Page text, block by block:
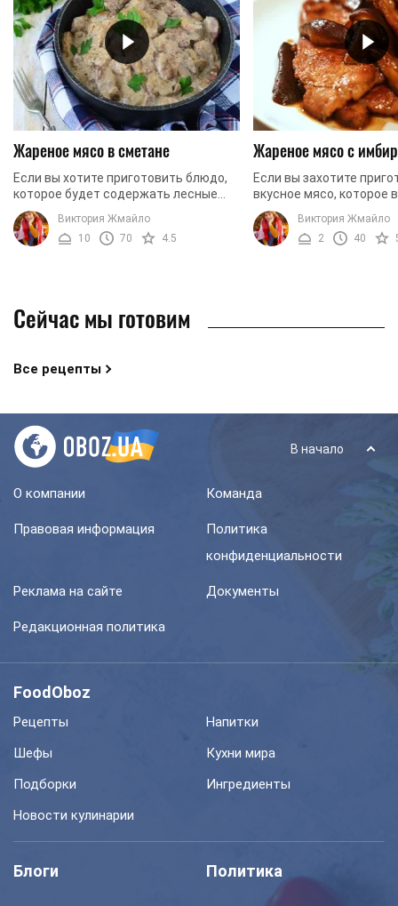
Жареное мясо в сметане
Если вы хотите приготовить блюдо,
которое будет содержать лесные
грибы и свинину - этот рецепт для
вас. Блюдо не сложное в
приготовлении, но несмотря ...
Виктория Жмайло
10
70 4.5
Жареное мясо с
Если вы захотите
вкусное мясо, которое
красивым и ароматным
воспользуйтесь нашим
Сегодня мы будем
Виктория Жмайло
2
40
Сейчас мы готовим
Все рецепты
В начало
О компании Команда
Правовая информация
Политика
конфиденциальности
Реклама на сайте Документы
Редакционная политика
FoodOboz
Рецепты
Напитки
Шефы
Кухни мира
Подборки
Ингредиенты
Новости кулинарии
Блоги Политика